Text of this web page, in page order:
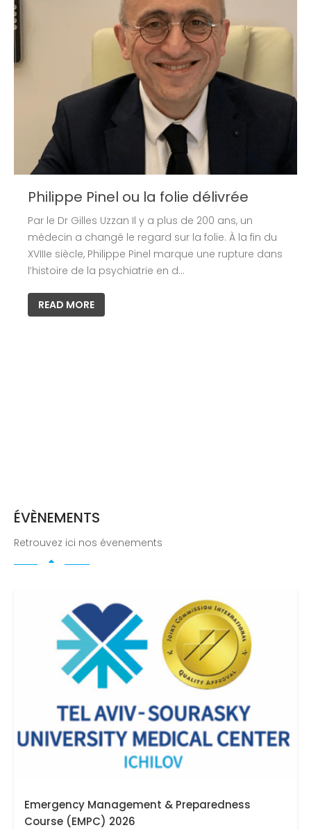
Philippe Pinel ou la folie délivrée
Par le Dr Gilles Uzzan Il y a plus de 200 ans, un
médecin a changé le regard sur la folie. À la fin du
XVIIIe siècle, Philippe Pinel marque une rupture dans
l’histoire de la psychiatrie en d…
READ MORE
ÉVÈNEMENTS
Retrouvez ici nos évenements
Emergency Management & Preparedness
Course (EMPC) 2026